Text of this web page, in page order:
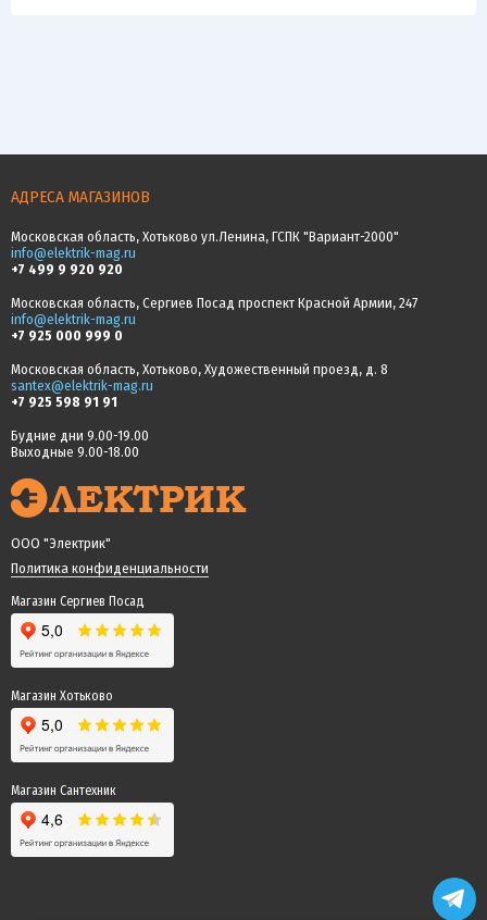
АДРЕСА МАГАЗИНОВ
Московская область, Хотьково ул.Ленина, ГСПК "Вариант-2000"
info@elektrik-mag.ru
+7 499 9 920 920
Московская область, Сергиев Посад проспект Красной Армии, 247
info@elektrik-mag.ru
+7 925 000 999 0
Московская область, Хотьково, Художественный проезд, д. 8
santex@elektrik-mag.ru
+7 925 598 91 91
Будние дни 9.00-19.00
Выходные 9.00-18.00
ООО "Электрик"
Политика конфиденциальности
Магазин Сергиев Посад
Магазин Хотьково
Магазин Сантехник